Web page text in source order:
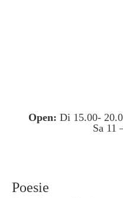
Open: Di 15.00-
Sa 11
Poesie